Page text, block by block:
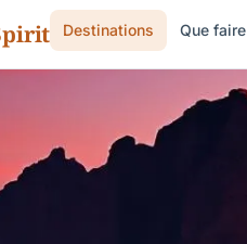
Destinations Que faire